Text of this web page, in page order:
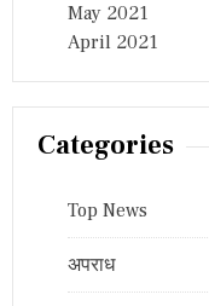
May 2021
April 2021
Categories
Top News
अपराध